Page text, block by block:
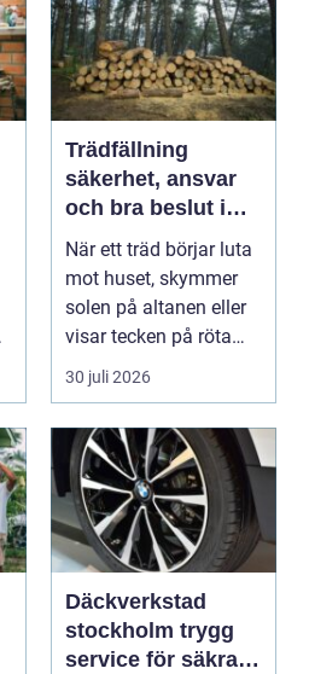
Trädfällning
säkerhet, ansvar
och bra beslut i
trädgården
När ett träd börjar luta
mot huset, skymmer
solen på altanen eller
visar tecken på röta
uppstår ofta...
30 juli 2026
Däckverkstad
stockholm trygg
service för säkra